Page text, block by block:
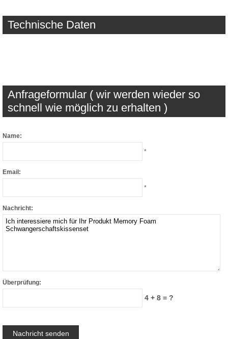
Technische Daten
Anfrageformular ( wir werden wieder so
schnell wie möglich zu erhalten )
Name:
*
Email:
*
Nachricht:
Überprüfung:
4 + 8 = ?